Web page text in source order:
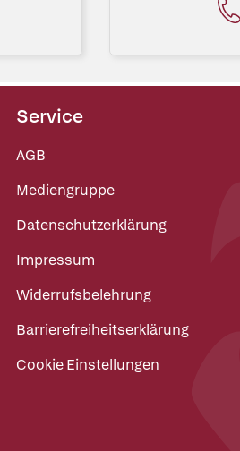
Service
AGB
Mediengruppe
Datenschutzerklärung
Impressum
Widerrufsbelehrung
Barrierefreiheitserklärung
Cookie Einstellungen